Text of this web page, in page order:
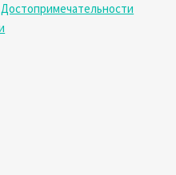
Достопримечательности